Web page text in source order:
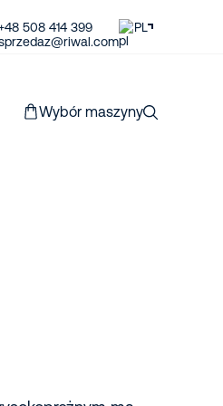
508 414 399
PL
Wybór maszyny